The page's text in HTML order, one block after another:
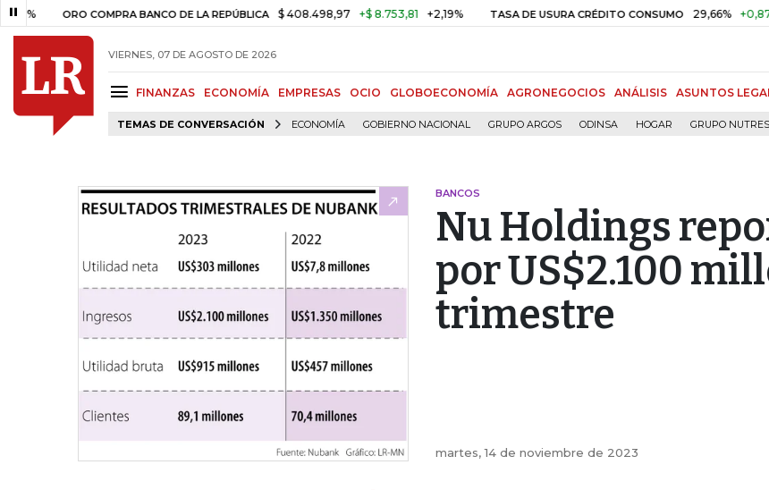
ORO COMPRA BANCO DE LA REPÚBLICA $ 408.498,97 +$ 8.753,81 +2,19% TASA DE USURA CRÉDITO CONSUMO 29,66% +0,87%
VIERNES, 07 DE AGOSTO DE 2026
FINANZAS ECONOMÍA EMPRESAS OCIO GLOBOECONOMÍA AGRONEGOCIOS ANÁLISIS ASUNTOS
TEMAS DE CONVERSACIÓN ECONOMÍA GOBIERNO NACIONAL GRUPO ARGOS ODINSA HOGAR GRUPO
BANCOS
Nu Holdings
por US$2.100
trimestre
martes, 14 de noviembre de 2023